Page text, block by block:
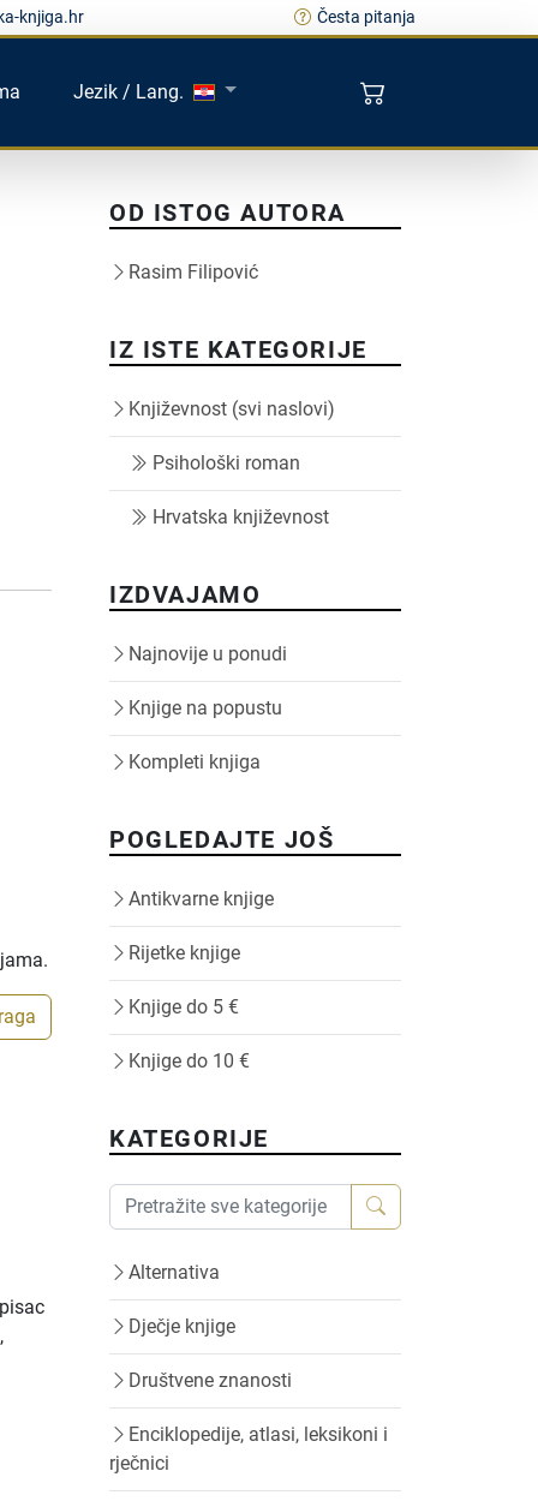
knjiga.hr Česta pitanja
Jezik / Lang.
OD ISTOG AUTORA
Rasim Filipović
IZ ISTE KATEGORIJE
Književnost (svi naslovi)
Psihološki roman
Hrvatska književnost
IZDVAJAMO
Najnovije u ponudi
Knjige na popustu
Kompleti knjiga
POGLEDAJTE JOŠ
Antikvarne knjige
Rijetke knjige
Knjige do 5 €
Knjige do 10 €
KATEGORIJE
Alternativa
Dječje knjige
Društvene znanosti
Enciklopedije, atlasi, leksikoni i
rječnici